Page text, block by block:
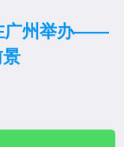
广州举办——